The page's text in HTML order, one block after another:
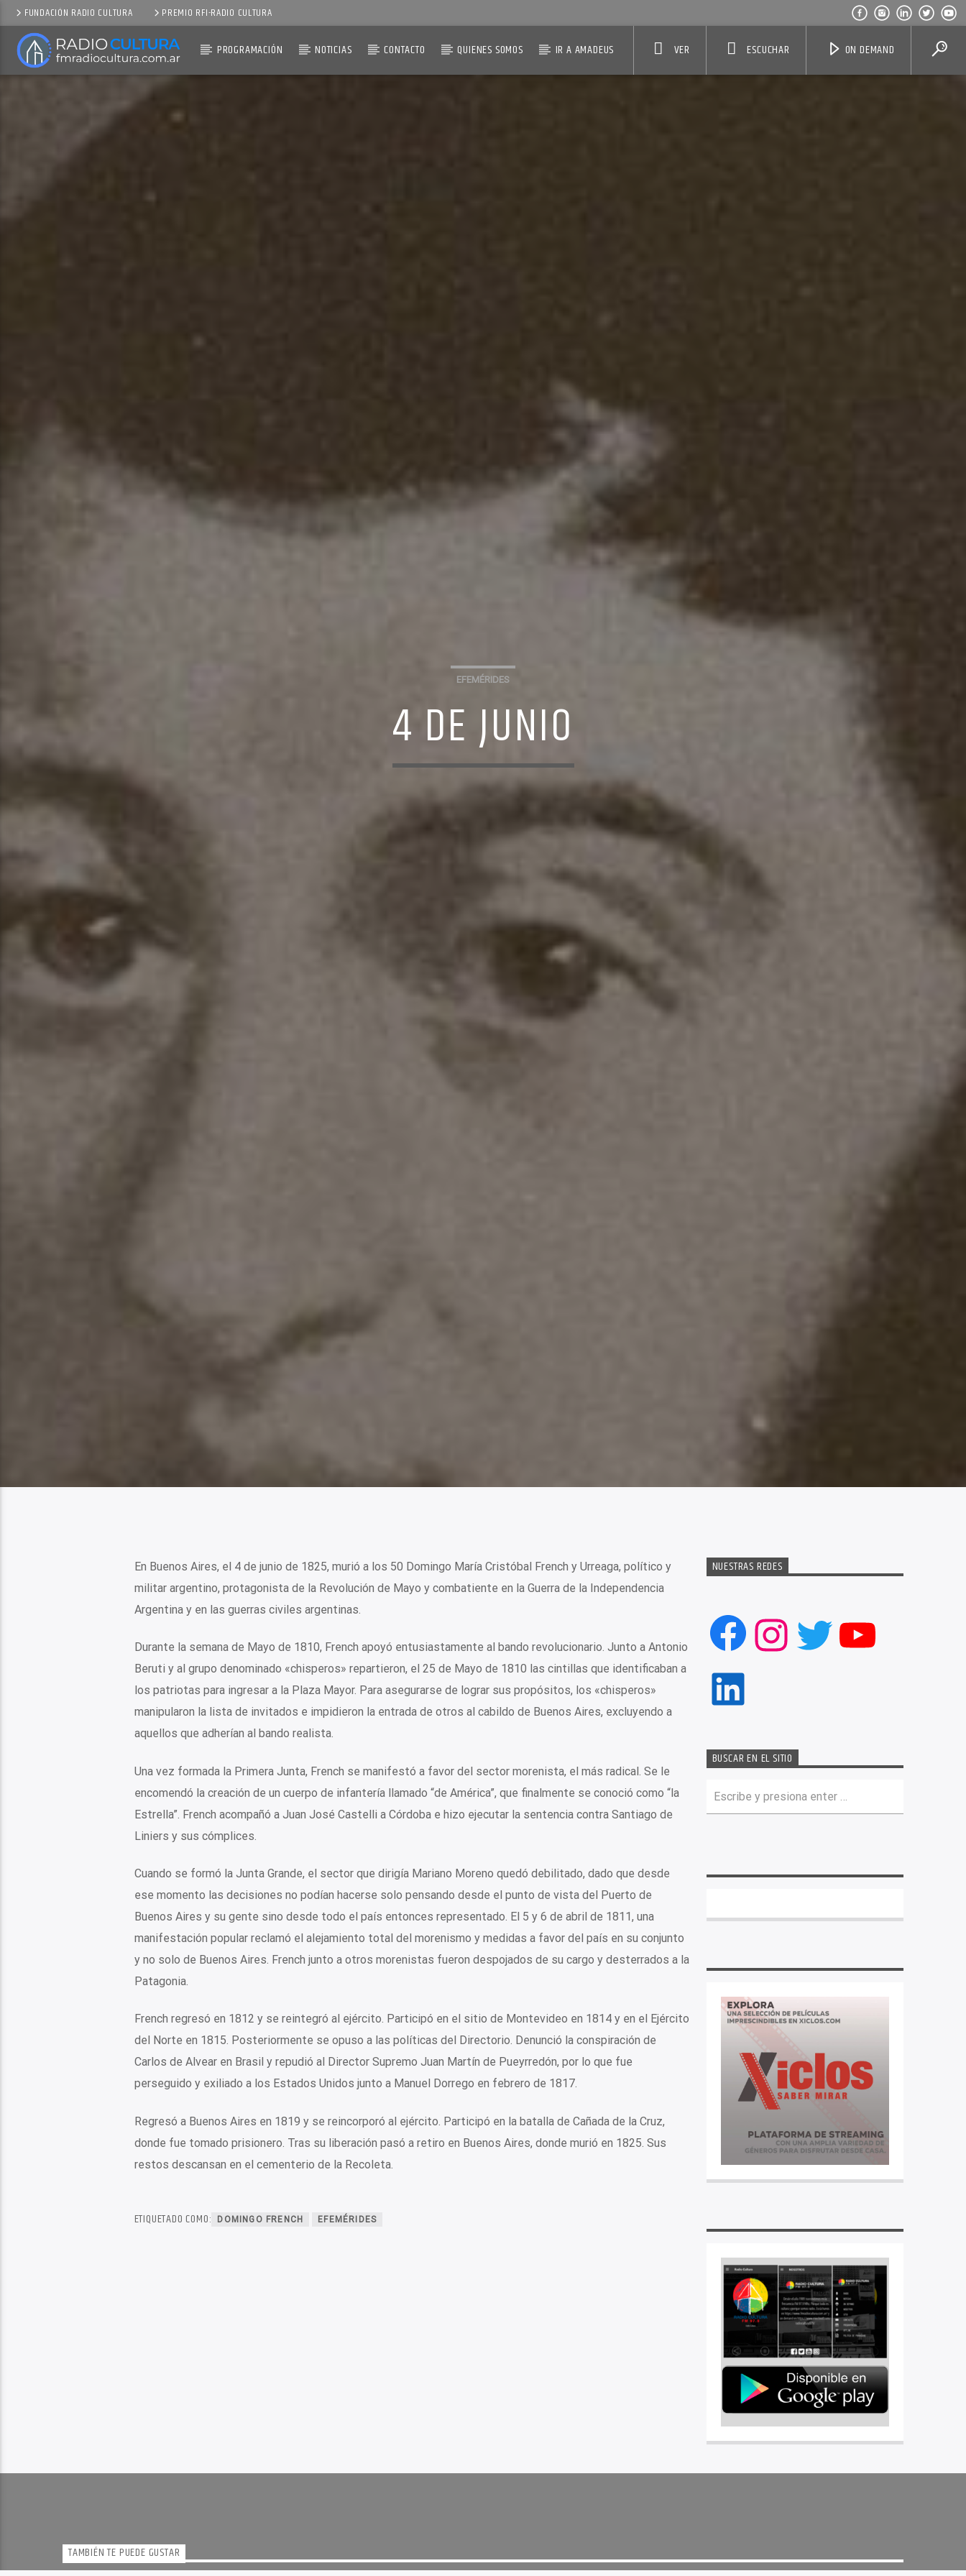
FUNDACIÓN RADIO CULTURA PREMIO RFI-RADIO CULTURA
PROGRAMACIÓN NOTICIAS CONTACTO QUIENES SOMOS IR A AMADEUS ON DEMAND
ESCUCHAR
VER
EFEMÉRIDES
4 DE JUNIO
En Buenos Aires, el 4 de junio de 1825, murió a los 50 Domingo María Cristóbal French y Urreaga, político y
militar argentino, protagonista de la Revolución de Mayo y combatiente en la Guerra de la Independencia
Argentina y en las guerras civiles argentinas.
Durante la semana de Mayo de 1810, French apoyó entusiastamente al bando revolucionario. Junto a Antonio
Beruti y al grupo denominado «chisperos» repartieron, el 25 de Mayo de 1810 las cintillas que identificaban a
los patriotas para ingresar a la Plaza Mayor. Para asegurarse de lograr sus propósitos, los «chisperos»
manipularon la lista de invitados e impidieron la entrada de otros al cabildo de Buenos Aires, excluyendo a
aquellos que adherían al bando realista.
Una vez formada la Primera Junta, French se manifestó a favor del sector morenista, el más radical. Se le
encomendó la creación de un cuerpo de infantería llamado “de América”, que finalmente se conoció como “la
Estrella”. French acompañó a Juan José Castelli a Córdoba e hizo ejecutar la sentencia contra Santiago de
Liniers y sus cómplices.
Cuando se formó la Junta Grande, el sector que dirigía Mariano Moreno quedó debilitado, dado que desde
ese momento las decisiones no podían hacerse solo pensando desde el punto de vista del Puerto de
Buenos Aires y su gente sino desde todo el país entonces representado. El 5 y 6 de abril de 1811, una
manifestación popular reclamó el alejamiento total del morenismo y medidas a favor del país en su conjunto
y no solo de Buenos Aires. French junto a otros morenistas fueron despojados de su cargo y desterrados a la
Patagonia.
French regresó en 1812 y se reintegró al ejército. Participó en el sitio de Montevideo en 1814 y en el Ejército
del Norte en 1815. Posteriormente se opuso a las políticas del Directorio. Denunció la conspiración de
Carlos de Alvear en Brasil y repudió al Director Supremo Juan Martín de Pueyrredón, por lo que fue
perseguido y exiliado a los Estados Unidos junto a Manuel Dorrego en febrero de 1817.
Regresó a Buenos Aires en 1819 y se reincorporó al ejército. Participó en la batalla de Cañada de la Cruz,
donde fue tomado prisionero. Tras su liberación pasó a retiro en Buenos Aires, donde murió en 1825. Sus
restos descansan en el cementerio de la Recoleta.
ETIQUETADO COMO: DOMINGO FRENCH EFEMÉRIDES
NUESTRAS REDES
Facebook
Instagram
Twitter
LinkedIn
BUSCAR EN EL SITIO
TAMBIÉN TE PUEDE GUSTAR